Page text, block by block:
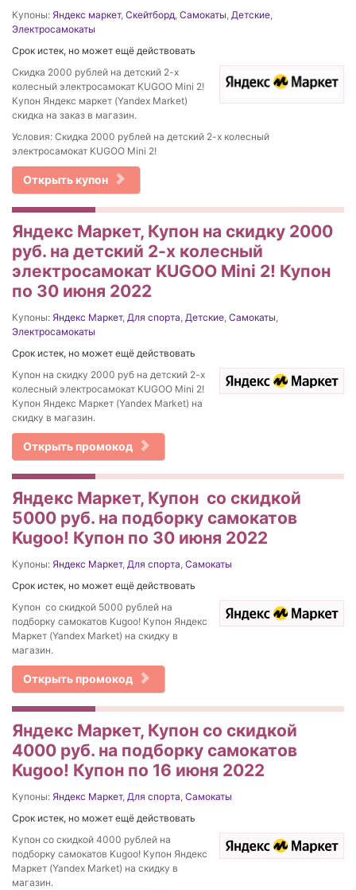
Купоны: Яндекс маркет, Скейтборд, Самокаты, Детские,
Электросамокаты
Срок истек, но может ещё действовать
Скидка 2000 рублей на детский 2-х
колесный электросамокат KUGOO Mini 2!
Купон Яндекс маркет (Yandex Market)
скидка на заказ в магазин.
Условия: Скидка 2000 рублей на детский 2-х колесный
электросамокат KUGOO Mini 2!
Открыть купон
Яндекс Маркет, Купон на скидку 2000
руб. на детский 2-х колесный
электросамокат KUGOO Mini 2! Купон
по 30 июня 2022
Купоны: Яндекс Маркет, Для спорта, Детские, Самокаты,
Электросамокаты
Срок истек, но может ещё действовать
Купон на скидку 2000 руб на детский 2-х
колесный электросамокат KUGOO Mini 2!
Купон Яндекс Маркет (Yandex Market) на
скидку в магазин.
Открыть промокод
Яндекс Маркет, Купон со скидкой
5000 руб. на подборку самокатов
Kugoo! Купон по 30 июня 2022
Купоны: Яндекс Маркет, Для спорта, Самокаты
Срок истек, но может ещё действовать
Купон со скидкой 5000 рублей на
подборку самокатов Kugoo! Купон Яндекс
Маркет (Yandex Market) на скидку в
магазин.
Открыть промокод
Яндекс Маркет, Купон со скидкой
4000 руб. на подборку самокатов
Kugoo! Купон по 16 июня 2022
Купоны: Яндекс Маркет, Для спорта, Самокаты
Срок истек, но может ещё действовать
Купон со скидкой 4000 рублей на
подборку самокатов Kugoo! Купон Яндекс
Маркет (Yandex Market) на скидку в
магазин.